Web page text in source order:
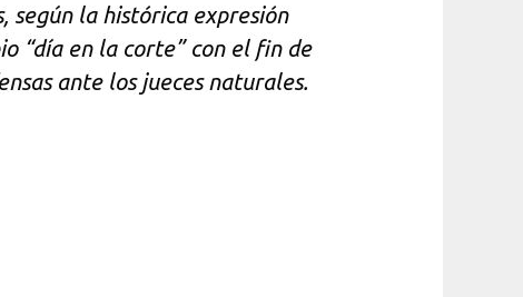
según la histórica expresión
“día en la corte” con el fin de
ante los jueces naturales.